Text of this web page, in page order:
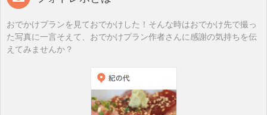
おでかけプランを見ておでかけした！そんな時はおでかけ先で撮っ
た写真に一言そえて、おでかけプラン作者さんに感謝の気持ちを伝
えてみませんか？